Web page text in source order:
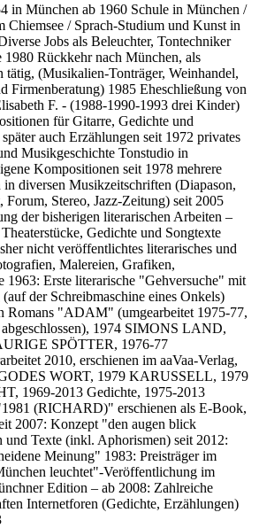
in München ab 1960 Schule in München /
Chiemsee / Sprach-Studium und Kunst in
Jobs als Beleuchter, Tontechniker
1980 Rückkehr nach München, als
tätig, (Musikalien-Tonträger, Weinhandel,
Firmenberatung) 1985 Eheschließung von
F. - (1988-1990-1993 drei Kinder)
für Gitarre, Gedichte und
auch Erzählungen seit 1972 privates
Musikgeschichte Tonstudio in
Kompositionen seit 1978 mehrere
diversen Musikzeitschriften (Diapason,
Stereo, Jazz-Zeitung) seit 2005
der bisherigen literarischen Arbeiten –
Gedichte und Songtexte
nicht veröffentlichtes literarisches und
Malereien, Grafiken,
1963: Erste literarische "Gehversuche" mit
der Schreibmaschine eines Onkels)
Romans "ADAM" (umgearbeitet 1975-77,
1974 SIMONS LAND,
SPÖTTER, 1976-77
2010, erschienen im aaVaa-Verlag,
WORT, 1979 KARUSSELL, 1979
1969-2013 Gedichte, 1975-2013
(RICHARD)" erschienen als E-Book,
2007: Konzept "den augen blick
und Texte (inkl. Aphorismen) seit 2012:
Meinung" 1983: Preisträger im
leuchtet"-Veröffentlichung im
Edition – ab 2008: Zahlreiche
Internetforen (Gedichte, Erzählungen)